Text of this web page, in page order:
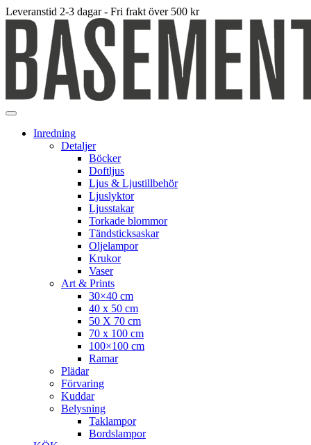
Leveranstid 2-3 dagar - Fri frakt över 500 kr
Inredning
Detaljer
Böcker
Doftljus
Ljus & Ljustillbehör
Ljuslyktor
Ljusstakar
Torkade blommor
Tändsticksaskar
Oljelampor
Krukor
Vaser
Art & Prints
30×40 cm
40 x 50 cm
50 X 70 cm
70 x 100 cm
100×100 cm
Ramar
Plädar
Förvaring
Kuddar
Belysning
Taklampor
Bordslampor